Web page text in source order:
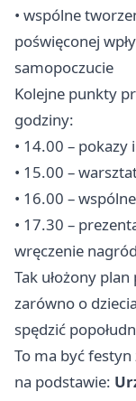
• wspólne
poświęconej
samopoczucie
Kolejne punkty
godziny:
• 14.00 –
• 15.00 –
• 16.00 –
• 17.30 –
wręczenie
Tak ułożony
zarówno o
spędzić
To ma być
na podstawie: